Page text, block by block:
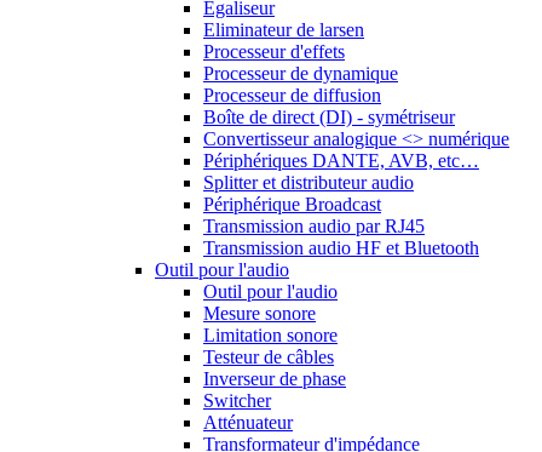
Egaliseur
Eliminateur de larsen
Processeur d'effets
Processeur de dynamique
Processeur de diffusion
Boîte de direct (DI) - symétriseur
Convertisseur analogique <> numérique
Périphériques DANTE, AVB, etc…
Splitter et distributeur audio
Périphérique Broadcast
Transmission audio par RJ45
Transmission audio HF et Bluetooth
Outil pour l'audio
Outil pour l'audio
Mesure sonore
Limitation sonore
Testeur de câbles
Inverseur de phase
Switcher
Atténuateur
Transformateur d'impédance